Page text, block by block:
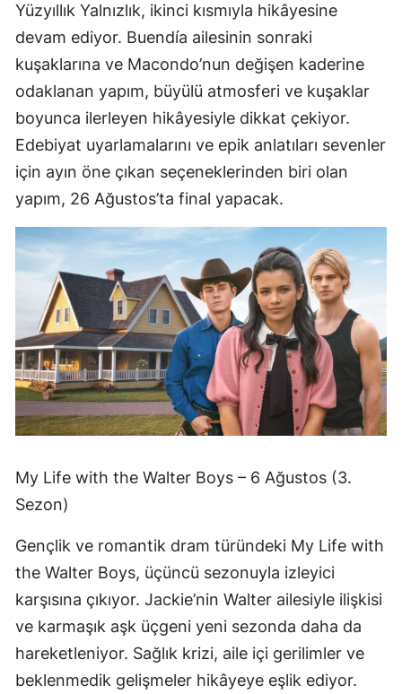
Yüzyıllık Yalnızlık, ikinci kısmıyla hikâyesine
devam ediyor. Buendía ailesinin sonraki
kuşaklarına ve Macondo’nun değişen kaderine
odaklanan yapım, büyülü atmosferi ve kuşaklar
boyunca ilerleyen hikâyesiyle dikkat çekiyor.
Edebiyat uyarlamalarını ve epik anlatıları sevenler
için ayın öne çıkan seçeneklerinden biri olan
yapım, 26 Ağustos’ta final yapacak.
My Life with the Walter Boys – 6 Ağustos (3.
Sezon)
Gençlik ve romantik dram türündeki My Life with
the Walter Boys, üçüncü sezonuyla izleyici
karşısına çıkıyor. Jackie’nin Walter ailesiyle ilişkisi
ve karmaşık aşk üçgeni yeni sezonda daha da
hareketleniyor. Sağlık krizi, aile içi gerilimler ve
beklenmedik gelişmeler hikâyeye eşlik ediyor.